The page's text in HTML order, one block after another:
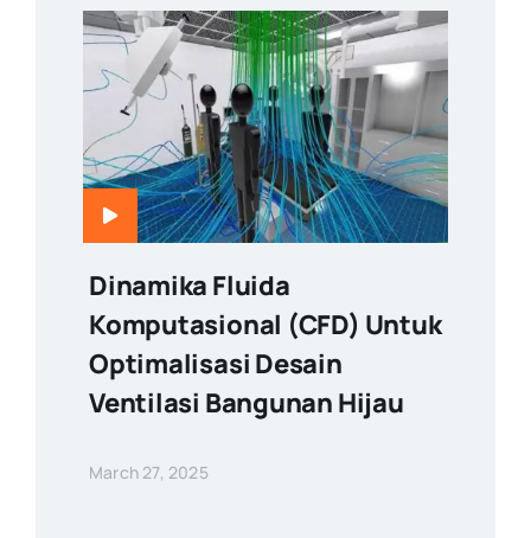
Dinamika Fluida
Komputasional (CFD) Untuk
Optimalisasi Desain
Ventilasi Bangunan Hijau
March 27, 2025